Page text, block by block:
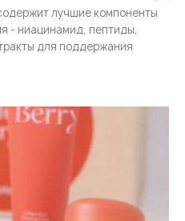
лучшие компоненты
- ниацинамид, пептиды,
для поддержания